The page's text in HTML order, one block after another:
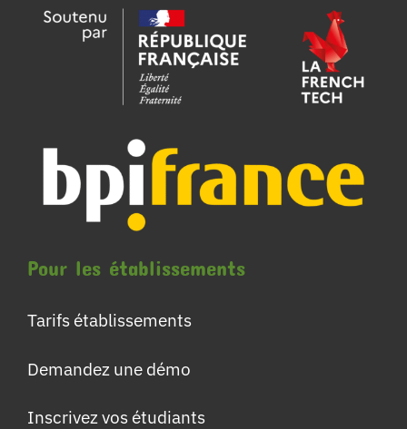
Pour les établissements
Tarifs établissements
Demandez une démo
Inscrivez vos étudiants